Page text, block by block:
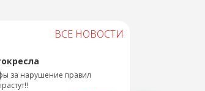
ВСЕ НОВОСТИ
за нарушение правил